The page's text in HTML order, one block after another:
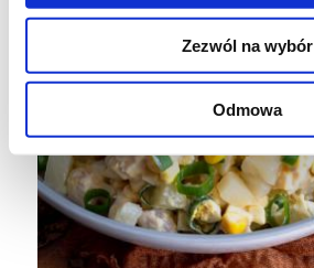
Zezwól na wybór
Odmowa